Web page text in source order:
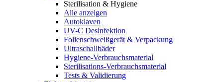
Sterilisation & Hygiene
Alle anzeigen
Autoklaven
UV-C Desinfektion
Folienschweißgerät & Verpackung
Ultraschallbäder
Hygiene-Verbrauchsmaterial
Sterilisations-Verbrauchsmaterial
Tests & Validierung